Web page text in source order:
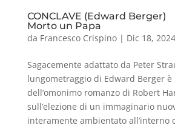
CONCLAVE (Edward Berger)
Morto un Papa
da Francesco Crispino| Dic 18, 2024
Sagacemente adattato da Peter
lungometraggio di Edward Berger
dell’omonimo romanzo di Robert
sull’elezione di un immaginario
interamente ambientato all’interno